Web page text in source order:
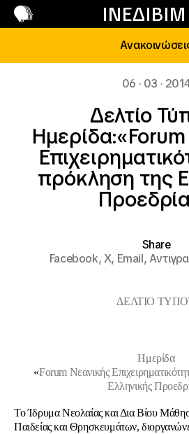
ΙΝΕΔΙΒΙΜ
06 · 03 ·
Δελτίο
πρόκληση της
Share
Facebook,X, Email,
ΔΕΛΤΙΟ
Ημερίδα
«Forum Νεανικής
Ελληνικής
To Ίδρυμα Νεολαίας και Δια Βίου
Παιδείας και Θρησκευμάτων,